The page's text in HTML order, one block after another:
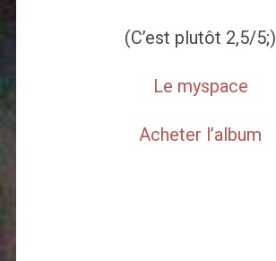
(C’est plutôt 2,5/5;)
Le myspace
Acheter l’album